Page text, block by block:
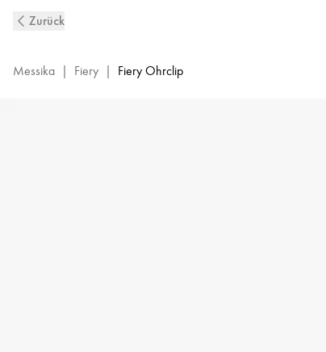
Einzelner
aus
Zurück
Messika | Fiery | Fiery Ohrclip